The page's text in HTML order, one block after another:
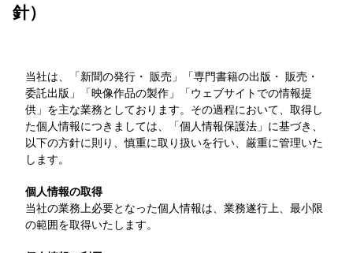
ン
ラ
イ
ン
針）
当社は、「新聞の発行・ 販売」「専門書籍の出版・ 販売・
委託出版」「映像作品の製作」「ウェブサイトでの情報提
供」を主な業務としております。その過程において、取得し
た個人情報につきましては、「個人情報保護法」に基づき、
以下の方針に則り、慎重に取り扱いを行い、厳重に管理いた
します。
個人情報の取得
当社の業務上必要となった個人情報は、業務遂行上、最小限
の範囲を取得いたします。